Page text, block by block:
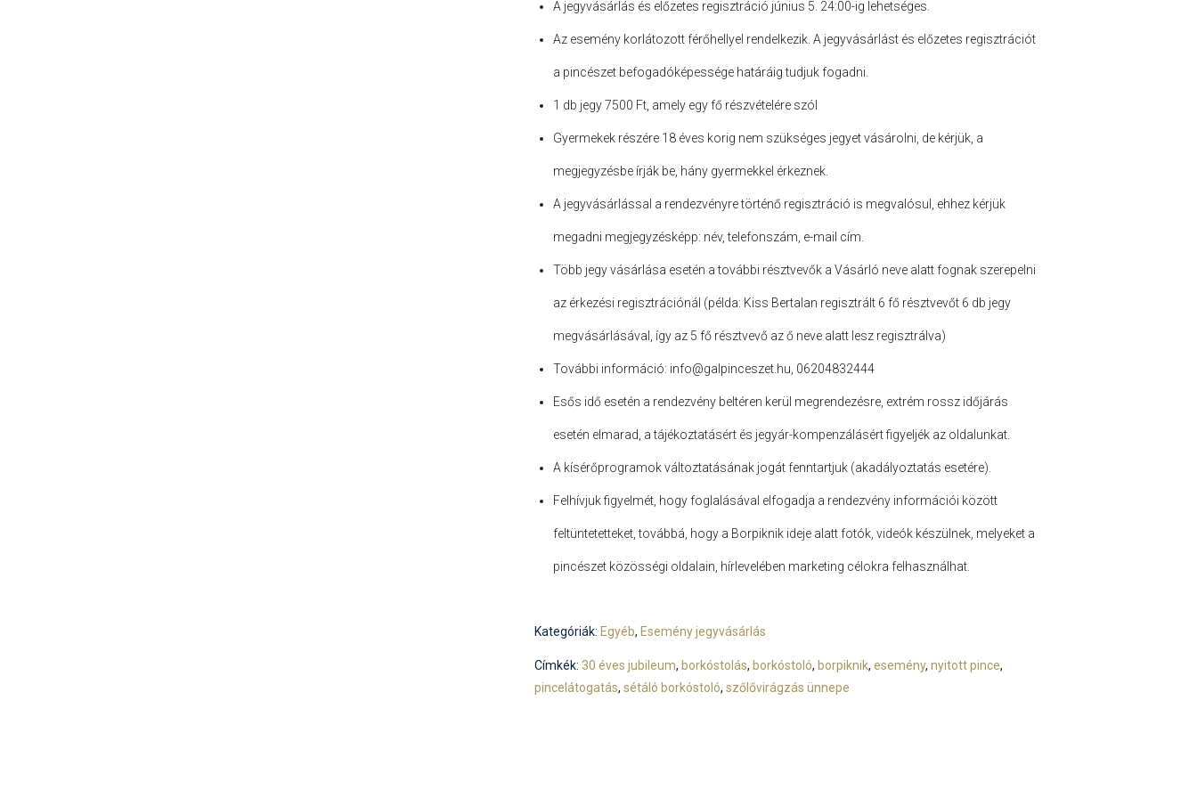
A jegyvásárlás és előzetes regisztráció június 5. 24:00-ig lehetséges.
Az esemény korlátozott férőhellyel rendelkezik. A jegyvásárlást és előzetes regisztrációt
a pincészet befogadóképessége határáig tudjuk fogadni.
1 db jegy 7500 Ft, amely egy fő részvételére szól
Gyermekek részére 18 éves korig nem szükséges jegyet vásárolni, de kérjük, a
megjegyzésbe írják be, hány gyermekkel érkeznek.
A jegyvásárlással a rendezvényre történő regisztráció is megvalósul, ehhez kérjük
megadni megjegyzésképp: név, telefonszám, e-mail cím.
Több jegy vásárlása esetén a további résztvevők a Vásárló neve alatt fognak szerepelni
az érkezési regisztrációnál (példa: Kiss Bertalan regisztrált 6 fő résztvevőt 6 db jegy
megvásárlásával, így az 5 fő résztvevő az ő neve alatt lesz regisztrálva)
További információ: info@galpinceszet.hu, 06204832444
Esős idő esetén a rendezvény beltéren kerül megrendezésre, extrém rossz időjárás
esetén elmarad, a tájékoztatásért és jegyár-kompenzálásért figyeljék az oldalunkat.
A kísérőprogramokváltoztatásának jogát fenntartjuk (akadályoztatás esetére).
Felhívjuk figyelmét, hogy foglalásával elfogadja a rendezvény információi között
feltüntetetteket, továbbá, hogy a Borpiknik ideje alatt fotók, videók készülnek, melyeket a
pincészet közösségi oldalain, hírlevelében marketing célokra felhasználhat.
Kategóriák: Egyéb, Esemény jegyvásárlás
Címkék: 30 éves jubileum, borkóstolás, borkóstoló, borpiknik, esemény, nyitott pince,
pincelátogatás, sétáló borkóstoló, szőlővirágzás ünnepe